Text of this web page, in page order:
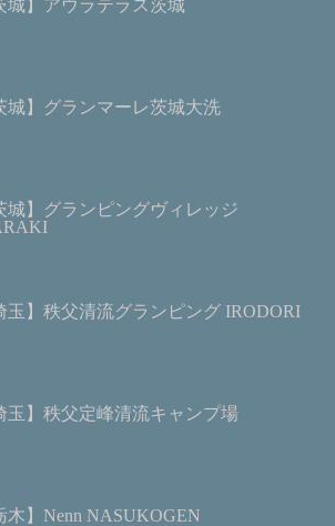
城】アウラテラス茨城
城】グランマーレ茨城大洗
城】グランピングヴィレッジ
玉】秩父清流グランピング IRODORI
玉】秩父定峰清流キャンプ場
木】Nenn NASUKOGEN